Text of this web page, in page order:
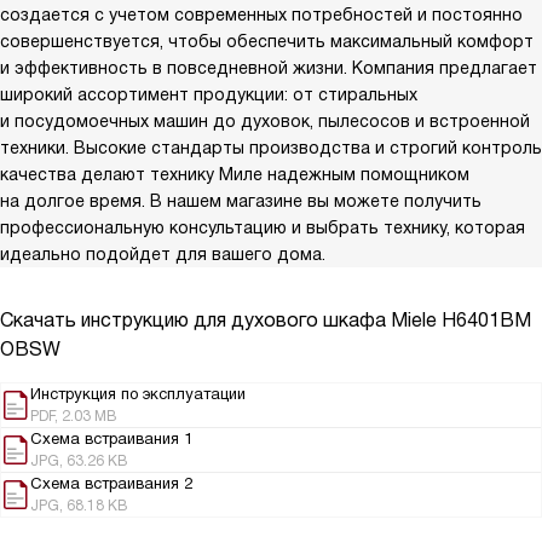
создается с учетом современных потребностей и постоянно
совершенствуется, чтобы обеспечить максимальный комфорт
и эффективность в повседневной жизни. Компания предлагает
широкий ассортимент продукции: от стиральных
и посудомоечных машин до духовок, пылесосов и встроенной
техники. Высокие стандарты производства и строгий контроль
качества делают технику Миле надежным помощником
на долгое время. В нашем магазине вы можете получить
профессиональную консультацию и выбрать технику, которая
идеально подойдет для вашего дома.
Скачать инструкцию для духового шкафа Miele H6401BM
OBSW
Инструкция по эксплуатации
PDF, 2.03 MB
Схема встраивания 1
JPG, 63.26 KB
Схема встраивания 2
JPG, 68.18 KB